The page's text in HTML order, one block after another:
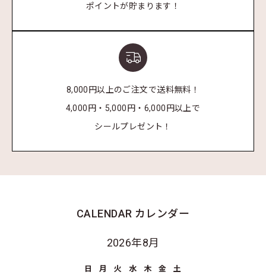
ポイントが貯まります！
8,000円以上のご注文で送料無料！
4,000円・5,000円・6,000円以上で
シールプレゼント！
CALENDAR カレンダー
2026年8月
日 月 火 水 木 金
土